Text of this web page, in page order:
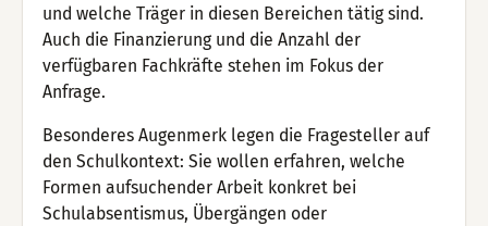
und welche Träger in diesen Bereichen tätig sind.
Auch die Finanzierung und die Anzahl der
verfügbaren Fachkräfte stehen im Fokus der
Anfrage.
Besonderes Augenmerk legen die Fragesteller auf
den Schulkontext: Sie wollen erfahren, welche
Formen aufsuchender Arbeit konkret bei
Schulabsentismus, Übergängen oder